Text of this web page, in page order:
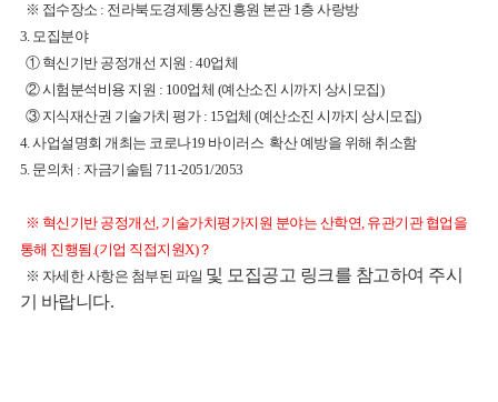
※ 접수장소 : 전라북도경제통상진흥원 본관 1층 사랑방
3. 모집분야
① 혁신기반 공정개선 지원 : 40업체
② 시험분석비용 지원 : 100업체 (예산소진 시까지 상시모집)
③ 지식재산권 기술가치 평가 : 15업체 (예산소진 시까지 상시모집)
4. 사업설명회 개최는 코로나19 바이러스 확산 예방을 위해 취소함
5. 문의처 : 자금기술팀 711-2051/2053
※ 혁신기반 공정개선, 기술가치평가지원 분야는 산학연, 유관기관 협업을
통해 진행됨.(기업 직접지원X)？
※ 자세한 사항은 첨부된 파일 및 모집공고 링크를 참고하여 주시
기 바랍니다.